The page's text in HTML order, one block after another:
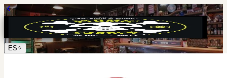
ES